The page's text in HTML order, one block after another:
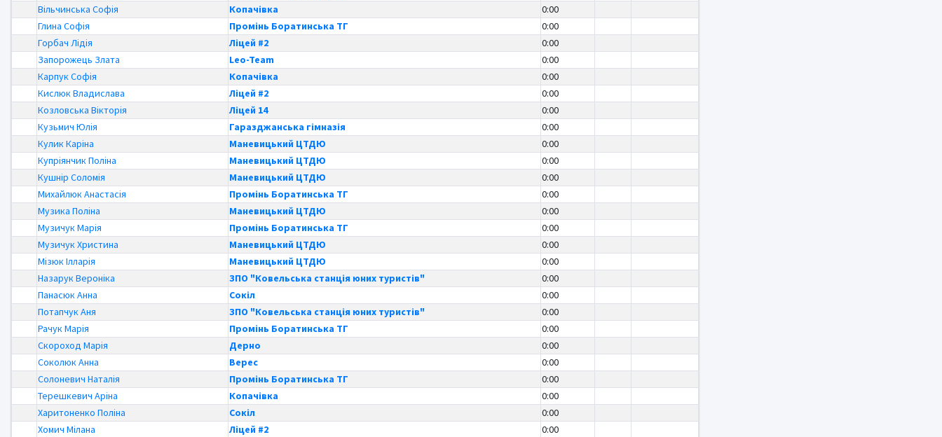
Вільчинська Софія
Копачівка
0:00
Глина Софія
Промінь Боратинська ТГ
0:00
Горбач Лідія
Ліцей #2
0:00
Запорожець Злата
Leo-Team
0:00
Карпук Софія
Копачівка
0:00
Кислюк Владислава
Ліцей #2
0:00
Козловська Вікторія
Ліцей 14
0:00
Кузьмич Юлія
Гаразджанська гімназія
0:00
Кулик Каріна
Маневицький ЦТДЮ
0:00
Купріянчик Поліна
Маневицький ЦТДЮ
0:00
Кушнір Соломія
Маневицький ЦТДЮ
0:00
Михайлюк Анастасія
Промінь Боратинська ТГ
0:00
Музика Поліна
Маневицький ЦТДЮ
0:00
Музичук Марія
Промінь Боратинська ТГ
0:00
Музичук Христина
Маневицький ЦТДЮ
0:00
Мізюк Ілларія
Маневицький ЦТДЮ
0:00
Назарук Вероніка
ЗПО "Ковельська станція юних туристів"
0:00
Панасюк Анна
Сокіл
0:00
Потапчук Аня
ЗПО "Ковельська станція юних туристів"
0:00
Рачук Марія
Промінь Боратинська ТГ
0:00
Скороход Марія
Дерно
0:00
Соколюк Анна
Верес
0:00
Солоневич Наталія
Промінь Боратинська ТГ
0:00
Терешкевич Аріна
Копачівка
0:00
Харитоненко Поліна
Сокіл
0:00
Хомич Мілана
Ліцей #2
0:00